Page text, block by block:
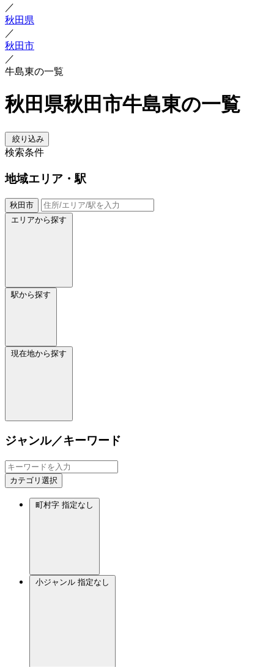
／
秋田県
／
秋田市
／
牛島東の一覧
秋田県秋田市牛島東の一覧
絞り込み
検索条件
地域エリア・駅
秋田市
エリアから探す
駅から探す
現在地から探す
ジャンル／キーワード
カテゴリ選択
町村字 指定なし
小ジャンル 指定なし